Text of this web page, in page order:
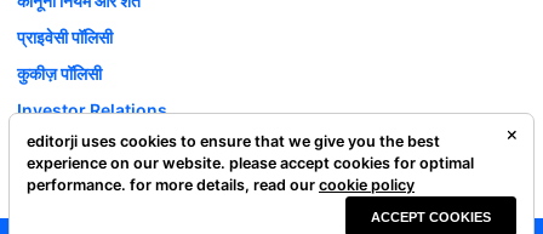
प्राइवेसी पॉलिसी
कुकीज़ पॉलिसी
Investor Relations
करियर
Complaint Redressal
editorji uses cookies to ensure that we give you the best
experience on our website. please accept cookies for optimal
performance. for more details, read our cookie policy
ACCEPT COOKIES